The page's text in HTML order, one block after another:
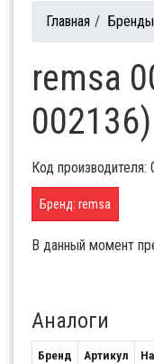
Главная /
remsa
002136)
Код производителя:
Бренд: remsa
В данный момент
Аналоги
Бренд Артикул